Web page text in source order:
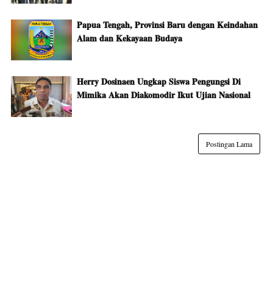
Papua Tengah, Provinsi Baru dengan Keindahan
Alam dan Kekayaan Budaya
Herry Dosinaen Ungkap Siswa Pengungsi Di
Mimika Akan Diakomodir Ikut Ujian Nasional
Postingan Lama